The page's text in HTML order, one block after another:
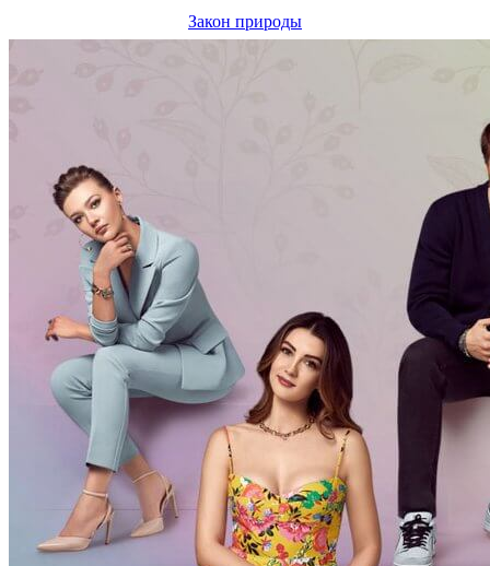
Закон природы